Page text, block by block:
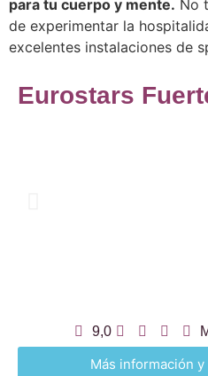
para tu cuerpo y mente. No
de experimentar la
excelentes instalaciones de
Eurostars
9,0
Más información